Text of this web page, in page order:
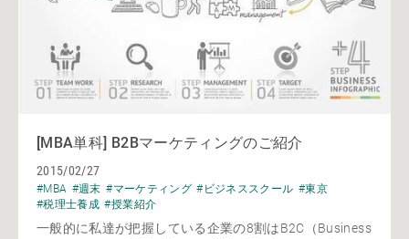
[MBA単科] B2Bマーケティングのご紹介
2015/02/27
#MBA #週末 #マーケティング #ビジネススクール #東京
#税理士養成 #授業紹介
一般的に私達が把握している企業の8割はB2C（Business